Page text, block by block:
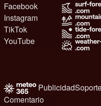
Facebook
Instagram
TikTok
YouTube
Publicidad
Comentario